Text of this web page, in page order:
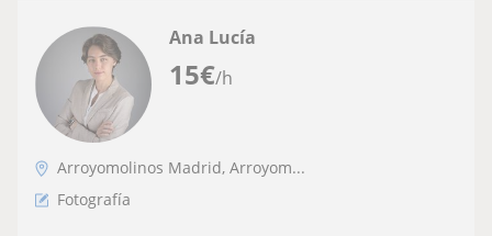
15€/h
Ana Lucía
Arroyomolinos Madrid, Arroyom...
Fotografía